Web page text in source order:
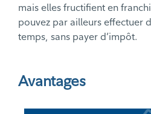
mais elles fructifient en
pouvez par ailleurs effectuer
temps, sans payer d’impôt.
Avantages